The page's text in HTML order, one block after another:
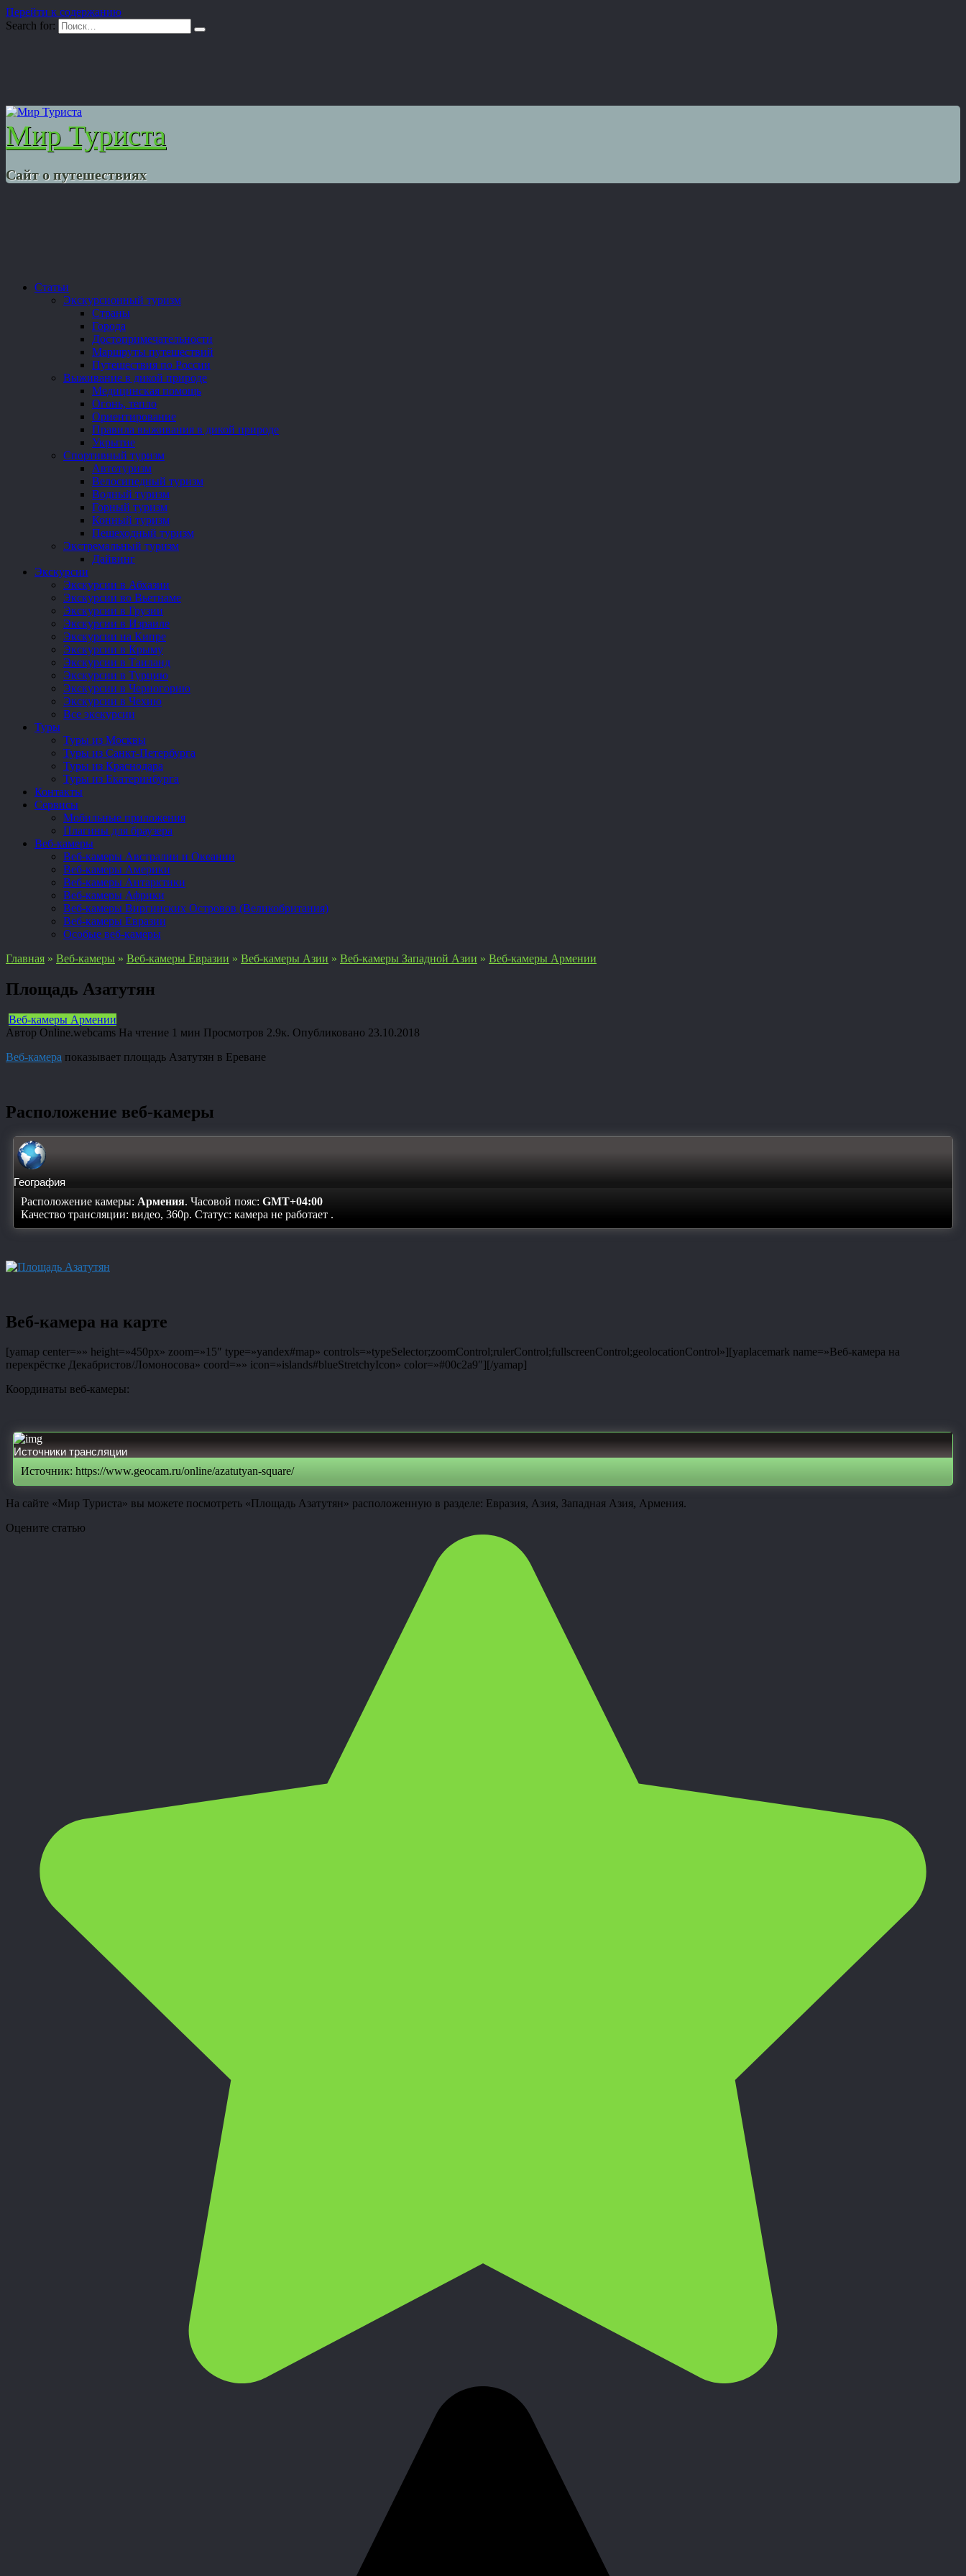
Перейти к содержанию
Search for:
Мир Туриста
Сайт о путешествиях
Статьи
Экскурсионный туризм
Страны
Города
Достопримечательности
Маршруты путешествий
Путешествия по России
Выживание в дикой природе
Медицинская помощь
Огонь, тепло
Ориентирование
Правила выживания в дикой природе
Укрытие
Спортивный туризм
Автотуризм
Велосипедный туризм
Водный туризм
Горный туризм
Конный туризм
Пешеходный туризм
Экстремальный туризм
Дайвинг
Экскурсии
Экскурсии в Абхазии
Экскурсии во Вьетнаме
Экскурсии в Грузии
Экскурсии в Израиле
Экскурсии на Кипре
Экскурсии в Крыму
Экскурсии в Таиланд
Экскурсии в Турцию
Экскурсии в Черногорию
Экскурсии в Чехию
Все экскурсии
Туры
Туры из Москвы
Туры из Санкт-Петербурга
Туры из Краснодара
Туры из Екатеринбурга
Контакты
Сервисы
Мобильные приложения
Плагины для браузера
Веб-камеры
Веб-камеры Австралии и Океании
Веб-камеры Америки
Веб-камеры Антарктики
Веб-камеры Африки
Веб-камеры Виргинских Островов (Великобритания)
Веб-камеры Евразии
Особые веб-камеры
Главная » Веб-камеры » Веб-камеры Евразии » Веб-камеры Азии » Веб-камеры Западной Азии » Веб-камеры Армении
Площадь Азатутян
Веб-камеры Армении
Автор Online.webcams На чтение 1 мин Просмотров 2.9к. Опубликовано 23.10.2018
Веб-камера показывает площадь Азатутян в Ереване
Расположение веб-камеры
География
Расположение камеры: Армения. Часовой пояс: GMT+04:00
Качество трансляции: видео, 360p. Статус: камера не работает .
Веб-камера на карте
[yamap center=»» height=»450px» zoom=»15″ type=»yandex#map» controls=»typeSelector;zoomControl;rulerControl;fullscreenControl;geolocationControl»][yaplacemark name=»Веб-камера на
перекрёстке Декабристов/Ломоносова» coord=»» icon=»islands#blueStretchyIcon» color=»#00c2a9″][/yamap]
Координаты веб-камеры:
Источники трансляции
Источник: https://www.geocam.ru/online/azatutyan-square/
На сайте «Мир Туриста» вы можете посмотреть «Площадь Азатутян» расположенную в разделе: Евразия, Азия, Западная Азия, Армения.
Оцените статью